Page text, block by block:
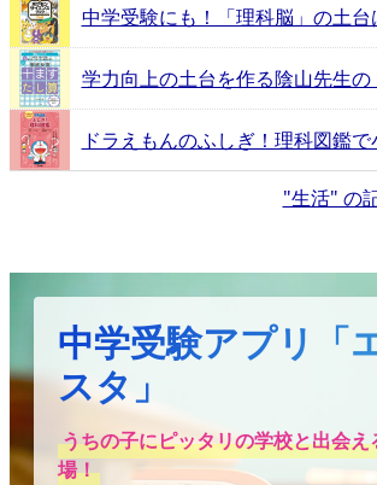
学力向上の土台を作る陰山先生
"生活" の
中学受験アプリ「
スタ」
うちの子にピッタリの学校と出会え
場！